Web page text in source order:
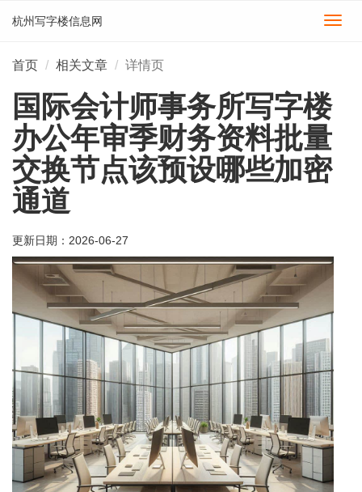
切
杭州写字楼信息网
首页 相关文章 详情页
国际会计师事务所写字楼
办公年审季财务资料批量
交换节点该预设哪些加密
通道
更新日期： 2026-06-27